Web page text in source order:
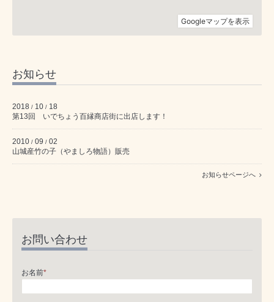
お知らせ
2018 / 10 / 18
第13回 いでちょう百縁商店街に出店します！
2010 / 09 / 02
山城産竹の子（やましろ物語）販売
お知らせページへ
お問い合わせ
お名前*